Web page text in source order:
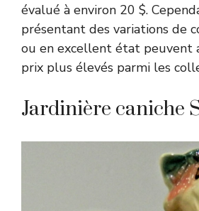
évalué à environ 20 $.
présentant des variations de
ou en excellent état peuvent
prix plus élevés parmi les
Jardinière caniche